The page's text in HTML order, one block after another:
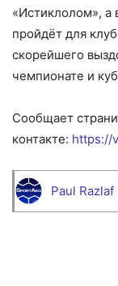
«Истиклолом», а
пройдёт для
скорейшего
чемпионате и
Сообщает
контакте: https://
Paul Razlaf